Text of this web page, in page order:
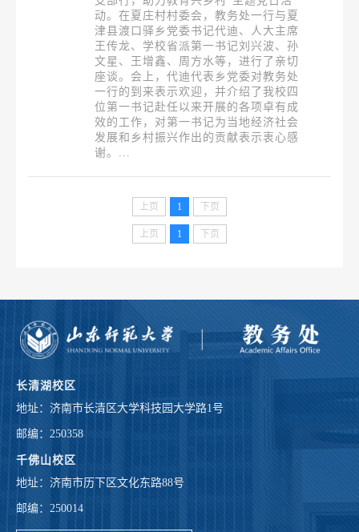
动。在夏庄村村委会，教务处一行与夏
津县渡口驿乡党委书记代迪、人大主席
王传龙、学校省派第一书记刘兴波、孙
文星、王增鑫、周方水等，进行了亲切
座谈。会上，代迪代表乡党委对教务处
一行的到来表示欢迎，并介绍了我校四
位第一书记赴任以来开展的各项卓有成
效的工作，对第一书记为当地经济社会
发展和乡村振兴作出的贡献表示衷心感
谢。...
上页 1 下页
上页 1 下页
长清湖校区
地址：济南市长清区大学科技园大学路1号
邮编：250358
千佛山校区
地址：济南市历下区文化东路88号
邮编：250014